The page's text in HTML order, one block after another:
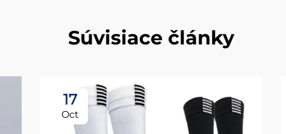
Súvisiace články
17
Oct